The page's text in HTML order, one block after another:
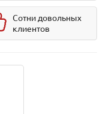
Сотни довольных
клиентов